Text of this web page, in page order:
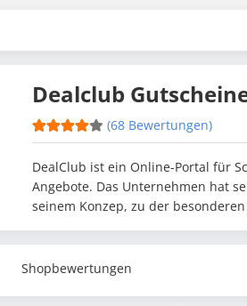
Dealclub
(68 Bewertungen)
DealClub ist ein Online-Portal für
Angebote. Das Unternehmen hat
seinem Konzep, zu der
Shopbewertungen